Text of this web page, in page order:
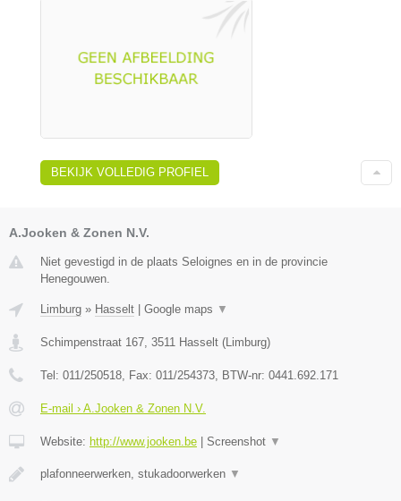
BEKIJK VOLLEDIG PROFIEL
A.Jooken & Zonen N.V.
Niet gevestigd in de plaats Seloignes en in de provincie
Henegouwen.
Limburg » Hasselt Google maps ▼
Schimpenstraat 167, 3511 Hasselt (Limburg)
Tel: 011/250518, Fax: 011/254373, BTW-nr: 0441.692.171
E-mail › A.Jooken & Zonen N.V.
Website: http://www.jooken.be Screenshot ▼
plafonneerwerken, stukadoorwerken ▼